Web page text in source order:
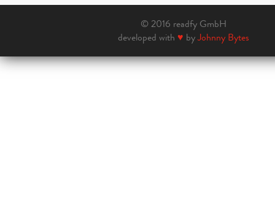
© 2016 readfy GmbH
developed with ♥ byJohnny Bytes